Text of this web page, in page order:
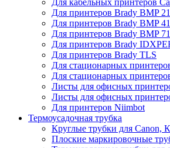
Для кабельных принтеров
Для принтеров Brady BMP
Для принтеров Brady BMP
Для принтеров Brady BMP
Для принтеров Brady
Для принтеров Brady TLS
Для стационарных
Для стационарных
Листы для офисных
Листы для офисных
Для принтеров Niimbot
Термоусадочная трубка
Круглые трубки для Canon,
Плоские маркировочные